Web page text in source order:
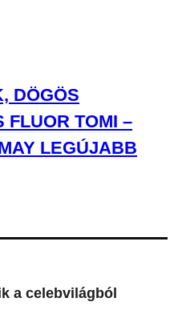
DÖGÖS
FLUOR TOMI –
LEGÚJABB
a celebvilágból